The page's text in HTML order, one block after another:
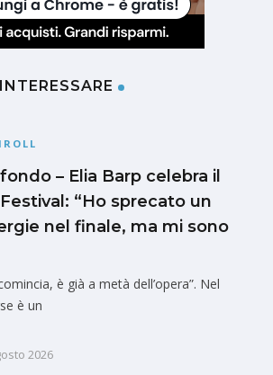
– Elia Barp celebra il
“Ho sprecato un
nel finale, ma mi sono
è già a metà dell’opera”. Nel
è un
2026